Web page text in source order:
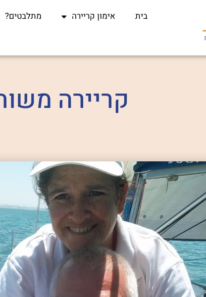
בית אימון קריירה מתלבטים?
קריירה